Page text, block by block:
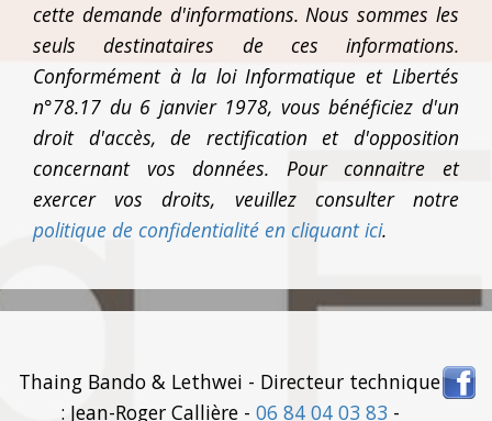
cette demande d'informations. Nous sommes les
seuls destinataires de ces informations.
Conformément à la loi Informatique et Libertés
n°78.17 du 6 janvier 1978, vous bénéficiez d'un
droit d'accès, de rectification et d'opposition
concernant vos données. Pour connaitre et
exercer vos droits, veuillez consulter notre
politique de confidentialité en cliquant ici.
Thaing Bando & Lethwei - Directeur technique
: Jean-Roger Callière - 06 84 04 03 83 -